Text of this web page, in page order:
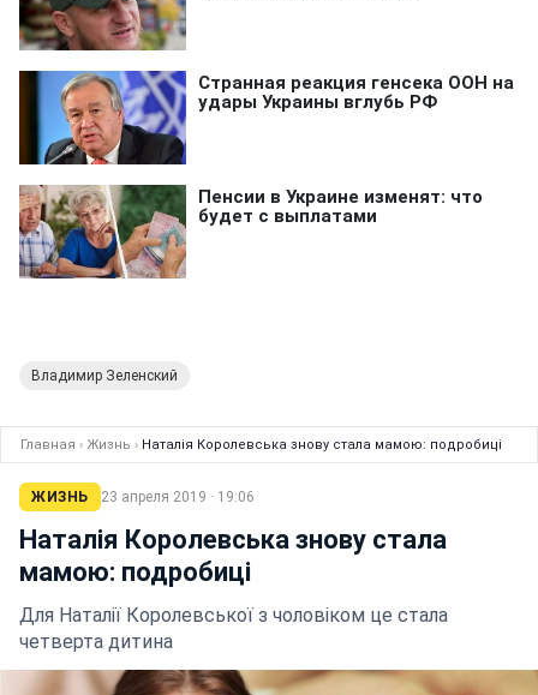
Владимир Зеленский
Главная › Жизнь › Наталія Королевська знову стала мамою: подробиці
ЖИЗНЬ 23 апреля 2019 · 19:06
Наталія Королевська знову стала
мамою: подробиці
Для Наталії Королевської з чоловіком це стала
четверта дитина